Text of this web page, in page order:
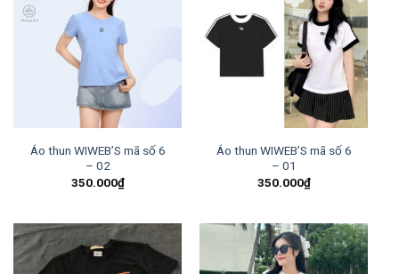
Áo thun WIWEB’S mã số 6
– 02
350.000₫
Áo thun WIWEB’S mã số 6
– 01
350.000₫